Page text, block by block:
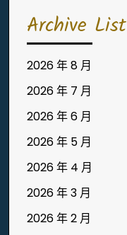
Archive List
2026 年 8 月
2026 年 7 月
2026 年 6 月
2026 年 5 月
2026 年 4 月
2026 年 3 月
2026 年 2 月